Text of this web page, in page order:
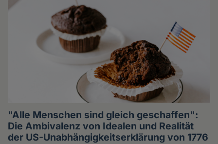
"Alle Menschen sind gleich geschaffen":
Die Ambivalenz von Idealen und Realität
der US-Unabhängigkeitserklärung von 1776